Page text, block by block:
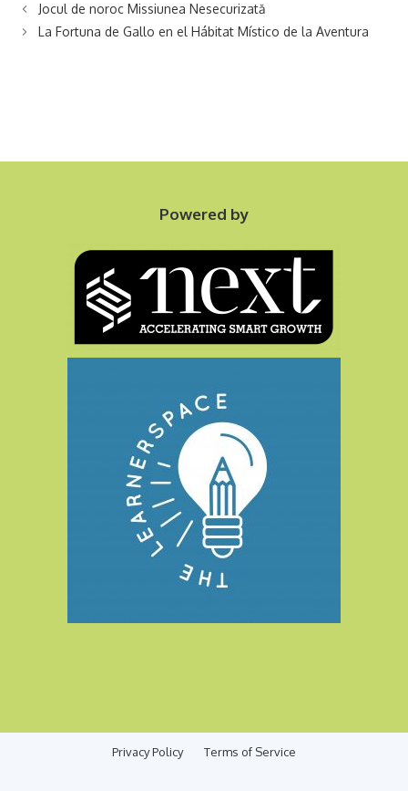
Jocul de noroc Missiunea Nesecurizată
La Fortuna de Gallo en el Hábitat Místico de la Aventura
Powered by
Privacy Policy Terms of Service